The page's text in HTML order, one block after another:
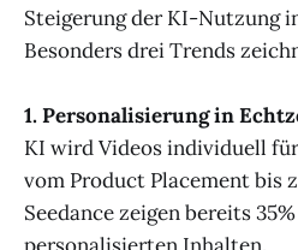
Steigerung der KI-Nutzung
Besonders drei Trends
1. Personalisierung in
KI wird Videos individuell
vom Product Placement bis
Seedance zeigen bereits